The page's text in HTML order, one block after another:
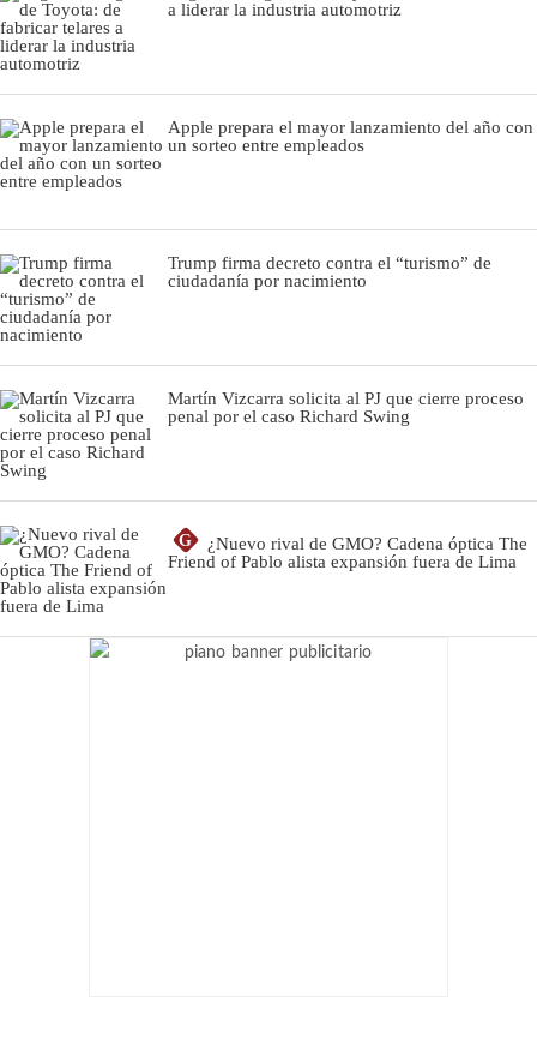
a liderar la industria automotriz
Apple prepara el mayor lanzamiento del año con
un sorteo entre empleados
Trump firma decreto contra el “turismo” de
ciudadanía por nacimiento
Martín Vizcarra solicita al PJ que cierre proceso
penal por el caso Richard Swing
G
¿Nuevo rival de GMO? Cadena óptica The
Friend of Pablo alista expansión fuera de Lima